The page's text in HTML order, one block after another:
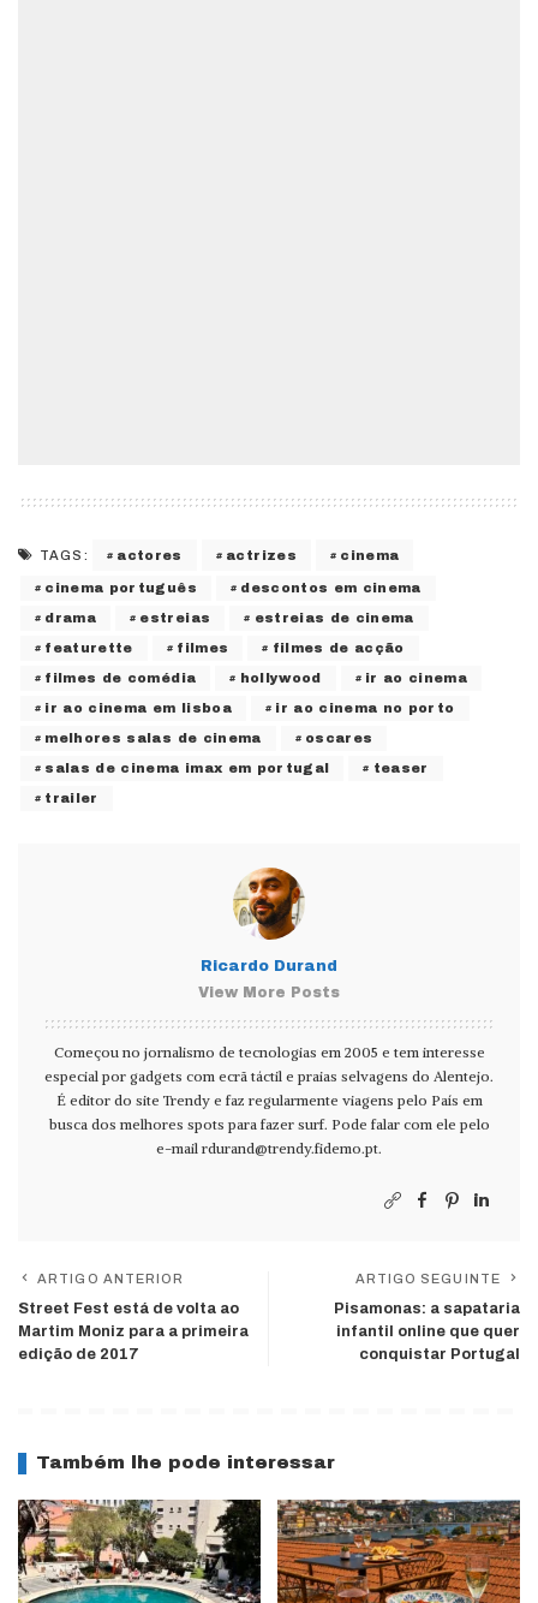
TAGS: actores actrizes cinema
cinema português descontos em cinema
drama estreias estreias de cinema
featurette filmes filmes de acção
filmes de comédia hollywood ir ao cinema
ir ao cinema em lisboa ir ao cinema no porto
melhores salas de cinema oscares
salas de cinema imax em portugal teaser
trailer
Ricardo Durand
View More Posts
Começou no jornalismo de tecnologias em 2005 e tem interesse
especial por gadgets com ecrã táctil e praias selvagens do Alentejo.
É editor do site Trendy e faz regularmente viagens pelo País em
busca dos melhores spots para fazer surf. Pode falar com ele pelo
e-mail rdurand@trendy.fidemo.pt.
ARTIGO ANTERIOR
Street Fest está de volta ao
Martim Moniz para a primeira
edição de 2017
ARTIGO SEGUINTE
Pisamonas: a sapataria
infantil online que quer
conquistar Portugal
Também lhe pode interessar